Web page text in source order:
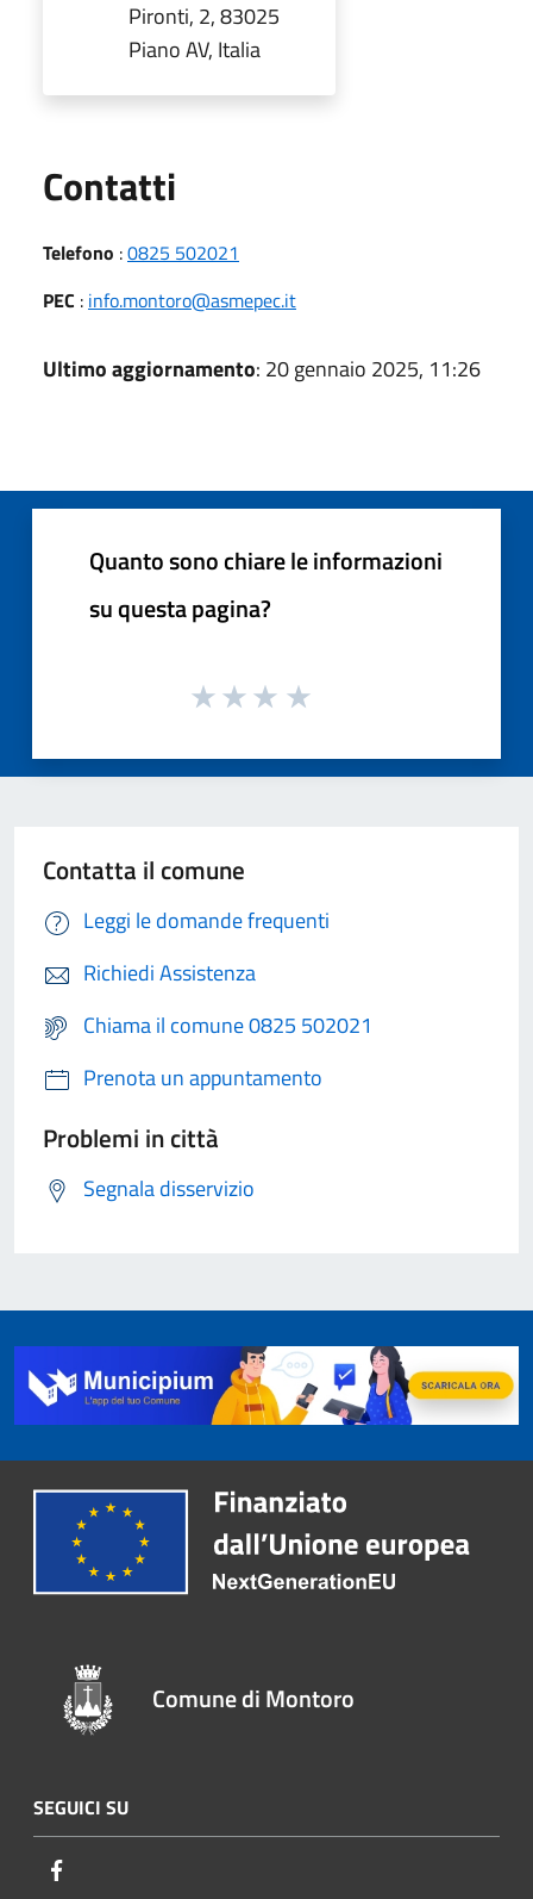
Pironti, 2, 83025
Piano AV, Italia
Contatti
Telefono :0825 502021
PEC : info.montoro@asmepec.it
Ultimo aggiornamento: 20 gennaio 2025, 11:26
Quanto sono chiare le informazioni
su questa pagina?
Contatta il comune
Leggi le domande frequenti
Richiedi Assistenza
Chiama il comune 0825 502021
Prenota un appuntamento
Problemi in città
Segnala disservizio
Comune di Montoro
SEGUICI SU